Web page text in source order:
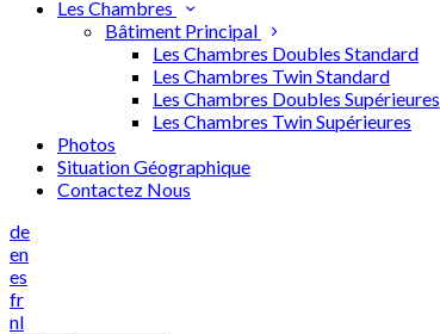
Les Chambres
Bâtiment Principal
Les Chambres Doubles Standard
Les Chambres Twin Standard
Les Chambres Doubles Supérieures
Les Chambres Twin Supérieures
Photos
Situation Géographique
Contactez Nous
de
en
es
fr
nl